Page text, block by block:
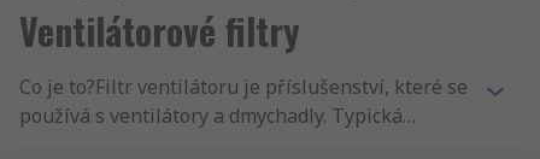
Ventilátorové filtry
Co je to?Filtr ventilátoru je příslušenství, které se
používá s ventilátory a dmychadly. Typická